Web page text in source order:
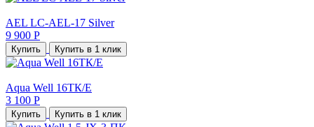
AEL LC-AEL-17 Silver
9 900 Р
Купить Купить в 1 клик
Aqua Well 16TК/E
3 100 Р
Купить Купить в 1 клик